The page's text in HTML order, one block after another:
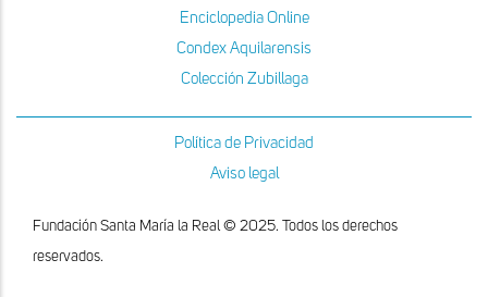
Enciclopedia Online
Condex Aquilarensis
Colección Zubillaga
Política de Privacidad
Aviso legal
Fundación Santa María la Real © 2025. Todos los derechos
reservados.